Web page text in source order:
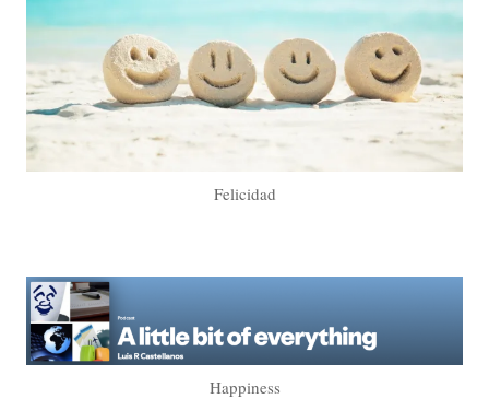
Felicidad
Happiness